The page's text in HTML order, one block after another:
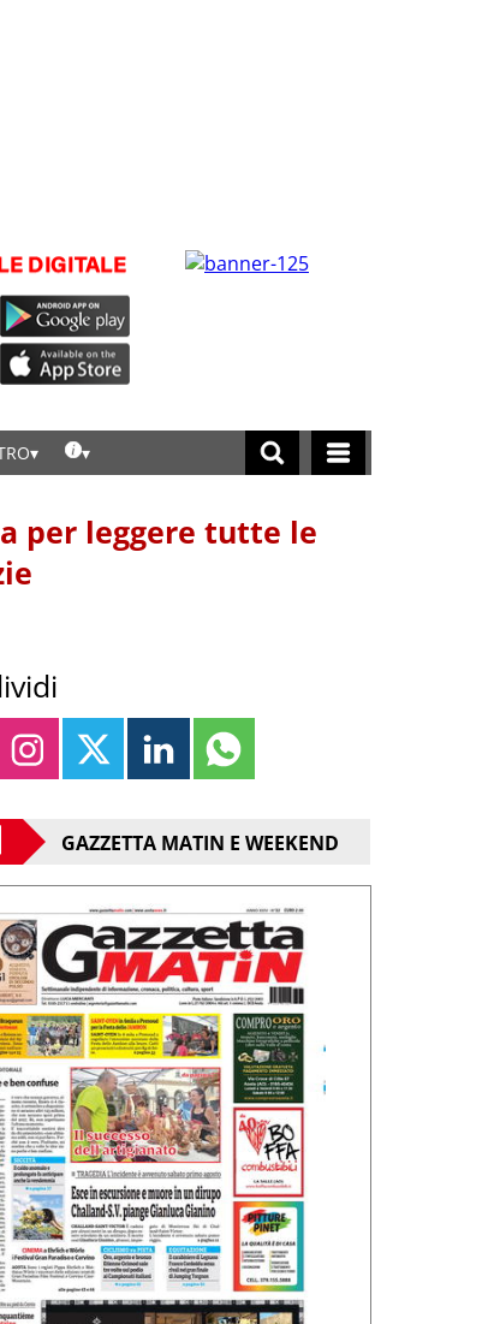
per leggere tutte le
GAZZETTA MATIN E WEEKEND